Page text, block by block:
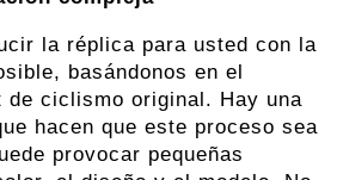
la réplica para usted con la
basándonos en el
de ciclismo original. Hay una
hacen que este proceso sea
provocar pequeñas